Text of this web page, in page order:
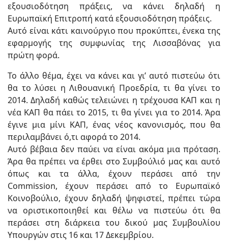
εξουσιοδότηση πράξεις, να κάνει δηλαδή η
Ευρωπαϊκή Επιτροπή κατά εξουσιοδότηση πράξεις.
Αυτό είναι κάτι καινούργιο που προκύπτει, ένεκα της
εφαρμογής της συμφωνίας της Λισσαβόνας για
πρώτη φορά.
Το άλλο θέμα, έχει να κάνει και γι’ αυτό πιστεύω ότι
θα το λύσει η Λιθουανική Προεδρία, τι θα γίνει το
2014. Δηλαδή καθώς τελειώνει η τρέχουσα ΚΑΠ και η
νέα ΚΑΠ θα πάει το 2015, τι θα γίνει για το 2014. Άρα
έγινε μια μίνι ΚΑΠ, ένας νέος κανονισμός, που θα
περιλαμβάνει ό,τι αφορά το 2014.
Αυτό βέβαια δεν παύει να είναι ακόμα μια πρόταση.
Άρα θα πρέπει να έρθει στο Συμβούλιό μας και αυτό
όπως και τα άλλα, έχουν περάσει από την
Commission, έχουν περάσει από το Ευρωπαϊκό
Κοινοβούλιο, έχουν δηλαδή ψηφιστεί, πρέπει τώρα
να οριστικοποιηθεί και θέλω να πιστεύω ότι θα
περάσει στη διάρκεια του δικού μας Συμβουλίου
Υπουργών στις 16 και 17 Δεκεμβρίου.